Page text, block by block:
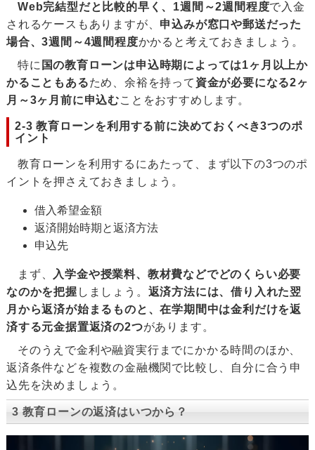
Web完結型だと比較的早く、1週間～2週間程度で入金
されるケースもありますが、 申込みが窓口や郵送だった
場合、3週間～4週間程度かかると考えておきましょう。
特に 国の教育ローンは申込時期によっては1ヶ月以上か
かることもあるため、余裕を持って 資金が必要になる2ヶ
月～3ヶ月前に申込むことをおすすめします。
2-3 教育ローンを利用する前に決めておくべき3つのポ
イント
教育ローンを利用するにあたって、まず以下の3つのポ
イントを押さえておきましょう。
借入希望金額
返済開始時期と返済方法
申込先
まず、
入学金や授業料、教材費などでどのくらい必要
なのかを把握 しましょう。 返済方法には、借り入れた翌
月から返済が始まるものと、在学期間中は金利だけを返
済する元金据置返済の2つがあります。
そのうえで金利や融資実行までにかかる時間のほか、
返済条件などを複数の金融機関で比較し、自分に合う申
込先を決めましょう。
3 教育ローンの返済はいつから？